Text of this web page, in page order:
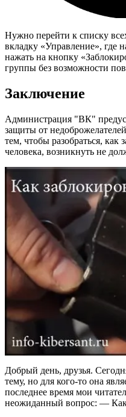
Нужно перейти к списку
вкладку «Управление», где
нажать на кнопку
группы без возможности
Заключение
Администрация "ВК"
защиты от
тем, чтобы разобраться, как
человека, возникнуть не
Добрый день, друзья.
тему, но для кого-то она
последнее время мои
неожиданный вопрос: — Как